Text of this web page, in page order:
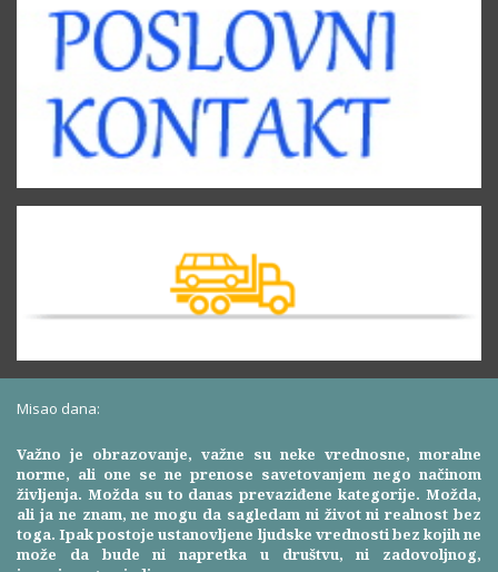
Misao dana:
Važno je obrazovanje, važne su neke vrednosne, moralne
norme, ali one se ne prenose savetovanjem nego načinom
življenja. Možda su to danas prevaziđene kategorije. Možda,
ali ja ne znam, ne mogu da sagledam ni život ni realnost bez
toga. Ipak postoje ustanovljene ljudske vrednosti bez kojih ne
može da bude ni napretka u društvu, ni zadovoljnog,